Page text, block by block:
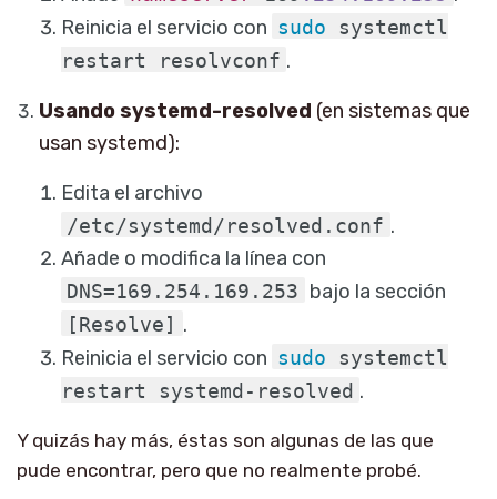
Reinicia el servicio con sudo systemctl
restart resolvconf .
Usando systemd-resolved (en sistemas que
usan systemd):
Edita el archivo
/etc/systemd/resolved.conf .
Añade o modifica la línea con
DNS=169.254.169.253 bajo la sección
[Resolve] .
Reinicia el servicio con sudo systemctl
restart systemd-resolved .
Y quizás hay más, éstas son algunas de las que
pude encontrar, pero que no realmente probé.